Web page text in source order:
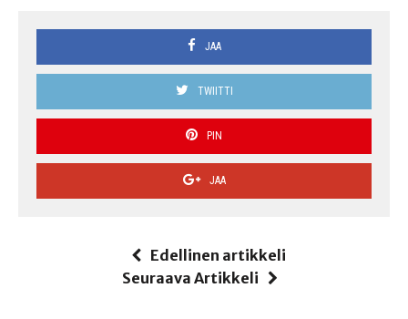
JAA
TWIITTI
PIN
JAA
Edellinen artikkeli
Seuraava Artikkeli